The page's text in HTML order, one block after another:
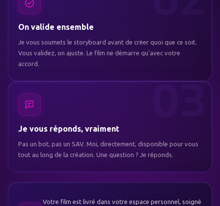
On valide ensemble
Je vous soumets le storyboard avant de créer quoi que ce soit.
Vous validez, on ajuste. Le film ne démarre qu'avec votre
accord.
Je vous réponds, vraiment
Pas un bot, pas un SAV. Moi, directement, disponible pour vous
tout au long de la création. Une question ? Je réponds.
Votre film est livré dans votre espace personnel, soigné